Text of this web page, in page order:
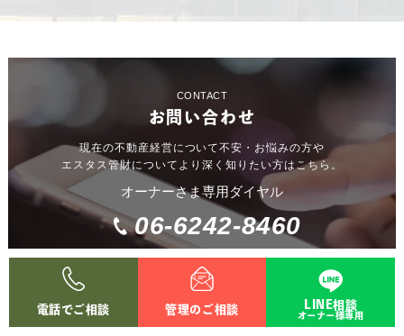
電話でご相談 管理のご相談 LINE相談
オーナー様専用
CONTACT
お問い合わせ
現在の不動産経営について不安・お悩みの方や
エスタス管財についてより深く知りたい方はこちら。
オーナーさま専用ダイヤル
06-6242-8460
お問い合わせ